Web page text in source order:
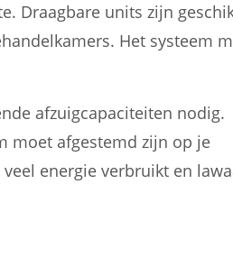
Draagbare units zijn
Het systeem
afzuigcapaciteiten nodig.
moet afgestemd zijn op je
energie verbruikt en